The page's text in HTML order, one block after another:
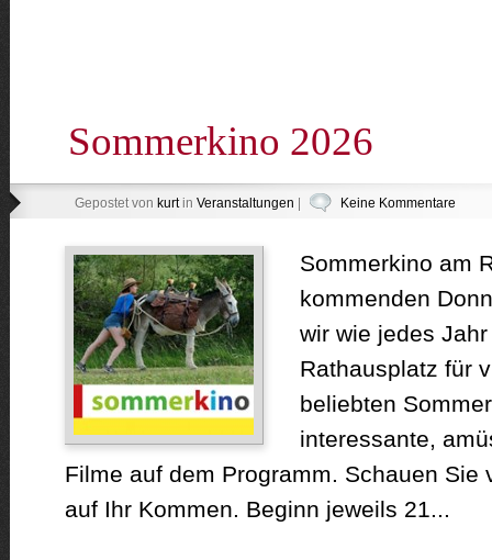
Sommerkino 2026
Gepostet von kurtin Veranstaltungen Keine Kommentare
Sommerkino am
kommenden
wir wie jedes
Rathausplatz für
beliebten
interessante,
Filme auf dem Programm. Schauen Sie
auf Ihr Kommen. Beginn jeweils 21...